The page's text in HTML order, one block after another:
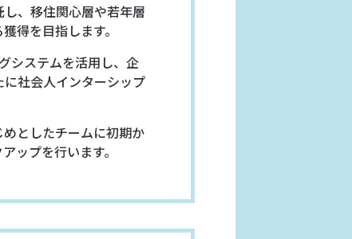
、移住関心層や若年層
得を目指します。
システムを活用し、企
社会人インターシップ
としたチームに初期か
ップを行います。